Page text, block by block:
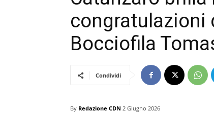
congratulazioni
Bocciofila
Condividi
By Redazione CDN 2 Giugno 2026